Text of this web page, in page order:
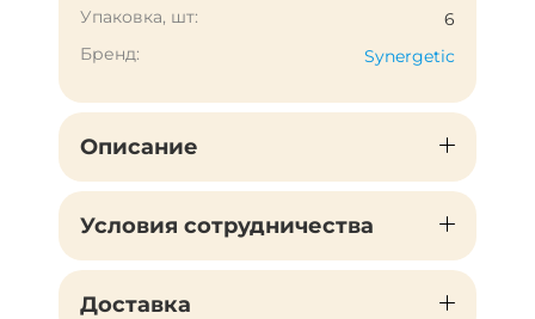
Упаковка, шт:
6
Бренд:
Synergetic
Описание
Условия сотрудничества
Доставка